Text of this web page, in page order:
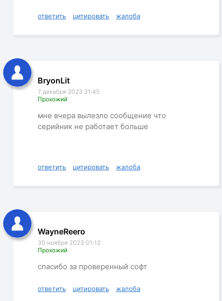
ответить цитировать жалоба
BryonLit
7 декабря 2023 21:45
Прохожий
мне вчера вылезло сообщение что
серийник не работает больше
ответить цитировать жалоба
WayneReero
30 ноября 2023 01:12
Прохожий
спасибо за проверенный софт
ответить цитировать жалоба